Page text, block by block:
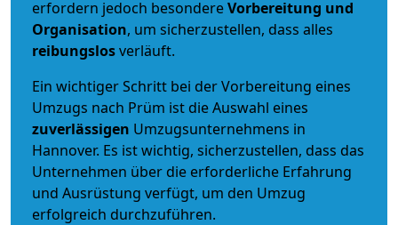
erfordern jedoch besondereVorbereitung und
Organisation, um sicherzustellen, dass alles
reibungslosverläuft.
Ein wichtiger Schritt bei der Vorbereitung eines
Umzugs nach Prüm ist die Auswahl eines
zuverlässigen Umzugsunternehmens in
Hannover. Es ist wichtig, sicherzustellen, dass das
Unternehmen über die erforderliche Erfahrung
und Ausrüstung verfügt, um den Umzug
erfolgreich durchzuführen.